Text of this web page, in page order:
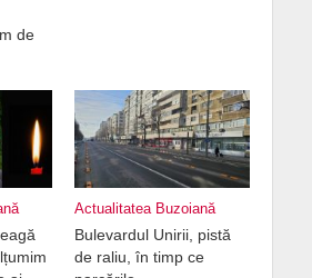
de
Actualitatea Buzoiană
Bulevardul Unirii, pistă
de raliu, în timp ce